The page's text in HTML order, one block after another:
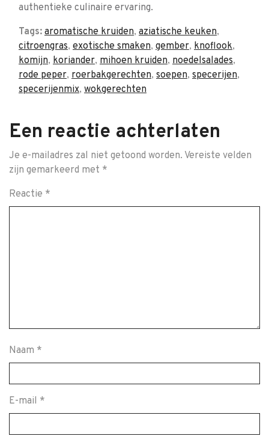
authentieke culinaire ervaring.
Tags: aromatische kruiden, aziatische keuken,
citroengras, exotische smaken, gember, knoflook,
komijn, koriander, mihoen kruiden, noedelsalades,
rode peper, roerbakgerechten, soepen, specerijen,
specerijenmix, wokgerechten
Een reactie achterlaten
Je e-mailadres zal niet getoond worden. Vereiste velden
zijn gemarkeerd met *
Reactie *
Naam *
E-mail *